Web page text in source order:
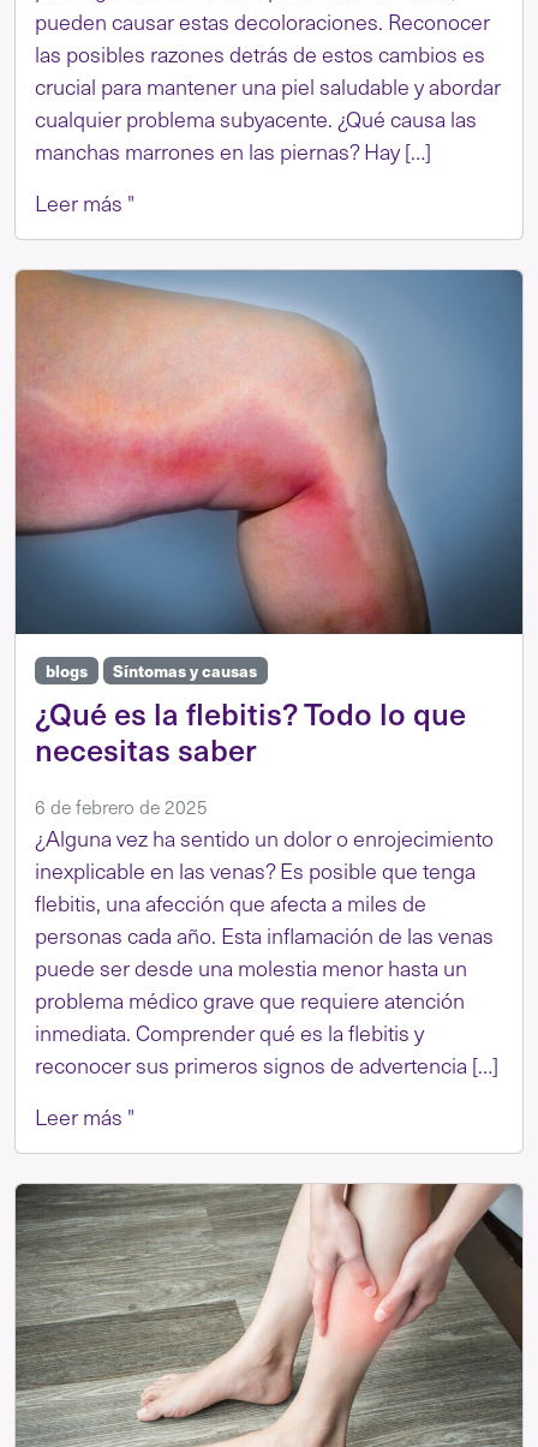
pueden causar estas decoloraciones. Reconocer
las posibles razones detrás de estos cambios es
crucial para mantener una piel saludable y abordar
cualquier problema subyacente. ¿Qué causa las
manchas marrones en las piernas? Hay […]
Leer más "
blogs Síntomas y causas
¿Qué es la flebitis? Todo lo que
necesitas saber
6 de febrero de 2025
¿Alguna vez ha sentido un dolor o enrojecimiento
inexplicable en las venas? Es posible que tenga
flebitis, una afección que afecta a miles de
personas cada año. Esta inflamación de las venas
puede ser desde una molestia menor hasta un
problema médico grave que requiere atención
inmediata. Comprender qué es la flebitis y
reconocer sus primeros signos de advertencia […]
Leer más "